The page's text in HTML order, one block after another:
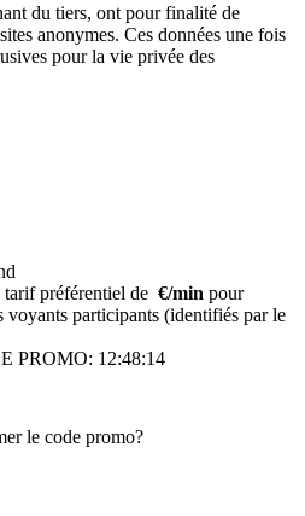
du tiers, ont pour finalité de
anonymes. Ces données une fois
pour la vie privée des
préférentiel de €/min pour
participants (identifiés par le
PROMO: 12:48:14
le code promo?